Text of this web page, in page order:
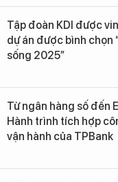
Tập đoàn KDI được
dự án được bình chọn
sống 2025”
Từ ngân hàng số đến
Hành trình tích hợp
vận hành của TPBank